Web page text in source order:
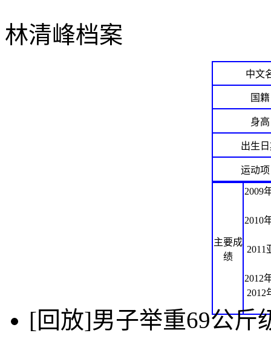
林清峰档案
中文
国籍
身高
出生
运动
主要成
绩
2009
2010
2011
2012
2012
[回放]男子举重69公斤